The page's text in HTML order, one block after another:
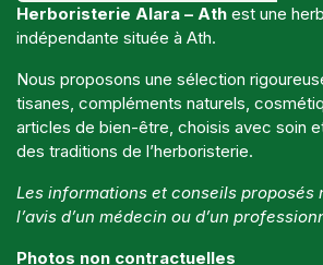
Herboristerie Alara – Ath est une
indépendante située à Ath.
Nous proposons une sélection
tisanes, compléments naturels,
articles de bien-être, choisis avec soin
des traditions de l’herboristerie.
Les informations et conseils proposés
l’avis d’un médecin ou d’un
Photos non contractuelles